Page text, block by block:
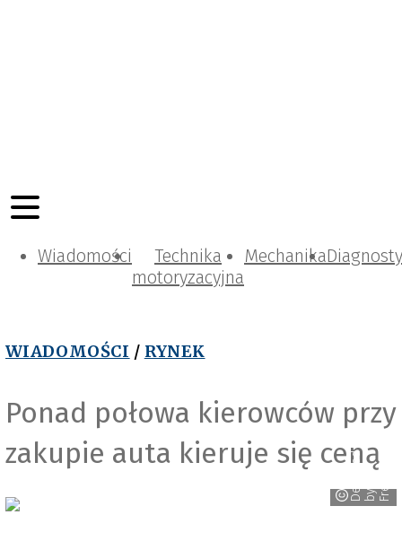
Wiadomości
Technika
motoryzacyjna
Mechanika
WIADOMOŚCI / RYNEK
Ponad połowa kierowców przy
zakupie auta kieruje się ceną
D e
s
i
g
n
e
d
b y
F
r
e
e
p
i k